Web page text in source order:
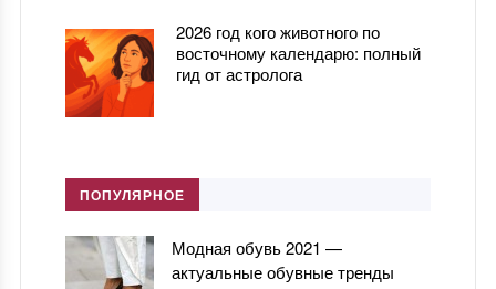
2026 год кого животного по
восточному календарю: полный
гид от астролога
ПОПУЛЯРНОЕ
Модная обувь 2021 —
актуальные обувные тренды